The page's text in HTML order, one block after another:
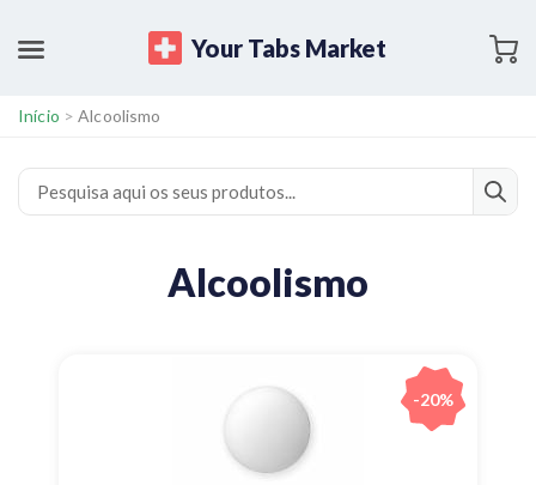
Your Tabs Market
Início >Alcoolismo
Alcoolismo
-20%